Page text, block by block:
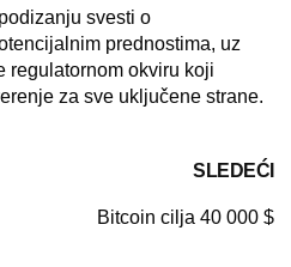
svesti o
prednostima, uz
regulatornom okviru koji
za sve uključene strane.
SLEDEĆI
Bitcoin cilja 40 000 $